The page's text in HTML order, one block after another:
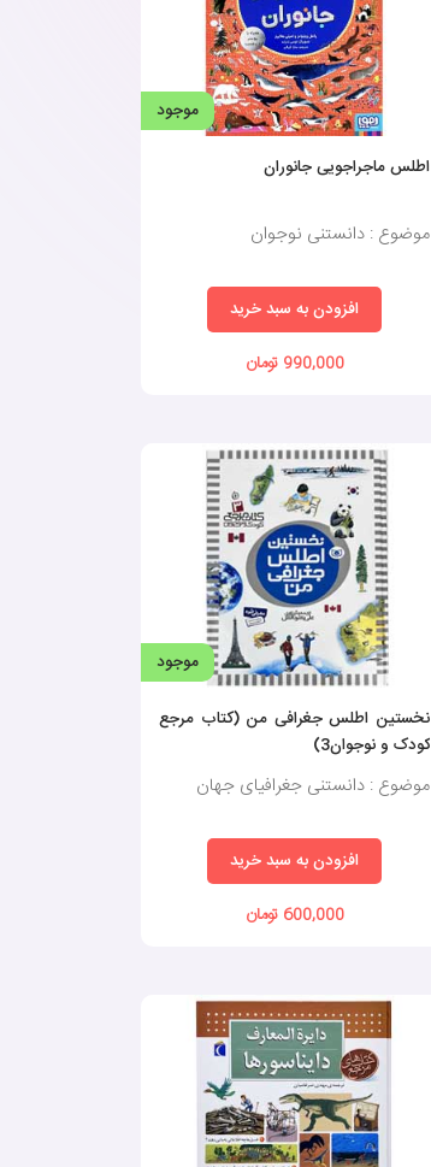
موجود
اطلس ماجراجویی جانوران
موضوع : دانستنی نوجوان
افزودن به سبد خرید
990,000 تومان
موجود
نخستین اطلس جغرافی من (کتاب مرجع
کودک و نوجوان3)
موضوع : دانستنی جغرافیای جهان
افزودن به سبد خرید
600,000 تومان